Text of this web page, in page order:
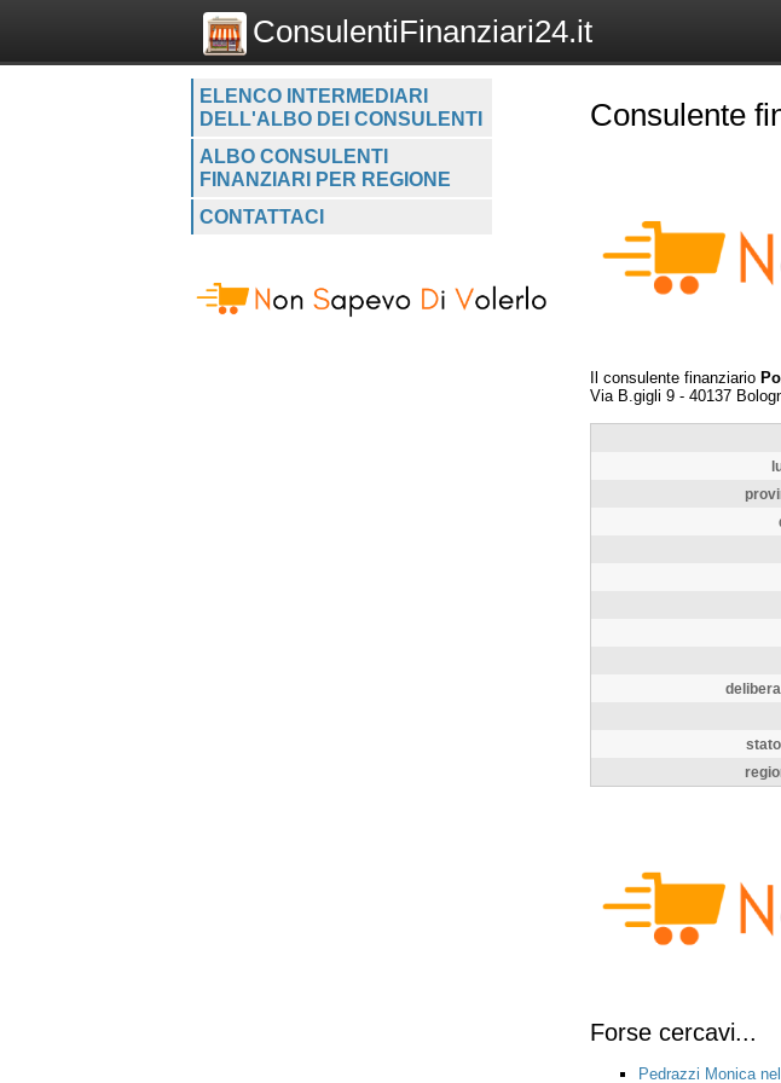
ConsulentiFinanziari24.it
ELENCO INTERMEDIARI
DELL'ALBO DEI CONSULENTI
ALBO CONSULENTI
FINANZIARI PER REGIONE
CONTATTACI
Consulente
Il consulente finanziario
Via B.gigli 9 - 40137
Forse cercavi...
Pedrazzi Monica